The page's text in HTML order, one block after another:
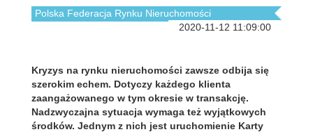
Polska Federacja Rynku Nieruchomości
2020-11-12 11:09:00
Kryzys na rynku nieruchomości zawsze odbija się
szerokim echem. Dotyczy każdego klienta
zaangażowanego w tym okresie w transakcję.
Nadzwyczajna sytuacja wymaga też wyjątkowych
środków. Jednym z nich jest uruchomienie Karty